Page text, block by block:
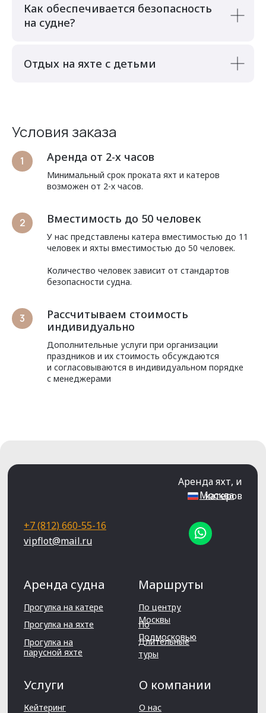
Как обеспечивается безопасность
на судне?
Отдых на яхте с детьми
Условия заказа
Аренда от 2-х часов
Минимальный срок проката яхт и катеров
возможен от 2-х часов.
Вместимость до 50 человек
У нас представлены катера вместимостью до 11
человек и яхты вместимостью до 50 человек.
Количество человек зависит от стандартов
безопасности судна.
Рассчитываем стоимость
индивидуально
Дополнительные услуги при организации
праздников и их стоимость обсуждаются
и согласовываются в индивидуальном порядке
с менеджерами
Прогулка на
парусной яхте
Прогулка на яхте
Прогулка на катере
Аренда судна
Москва
Аренда яхт, и
катеров
vipflot@mail.ru
+7 (812) 660-55-16
Длительные
туры
По
Подмосковью
По центру
Москвы
Маршруты
Услуги
Кейтеринг О нас
О компании